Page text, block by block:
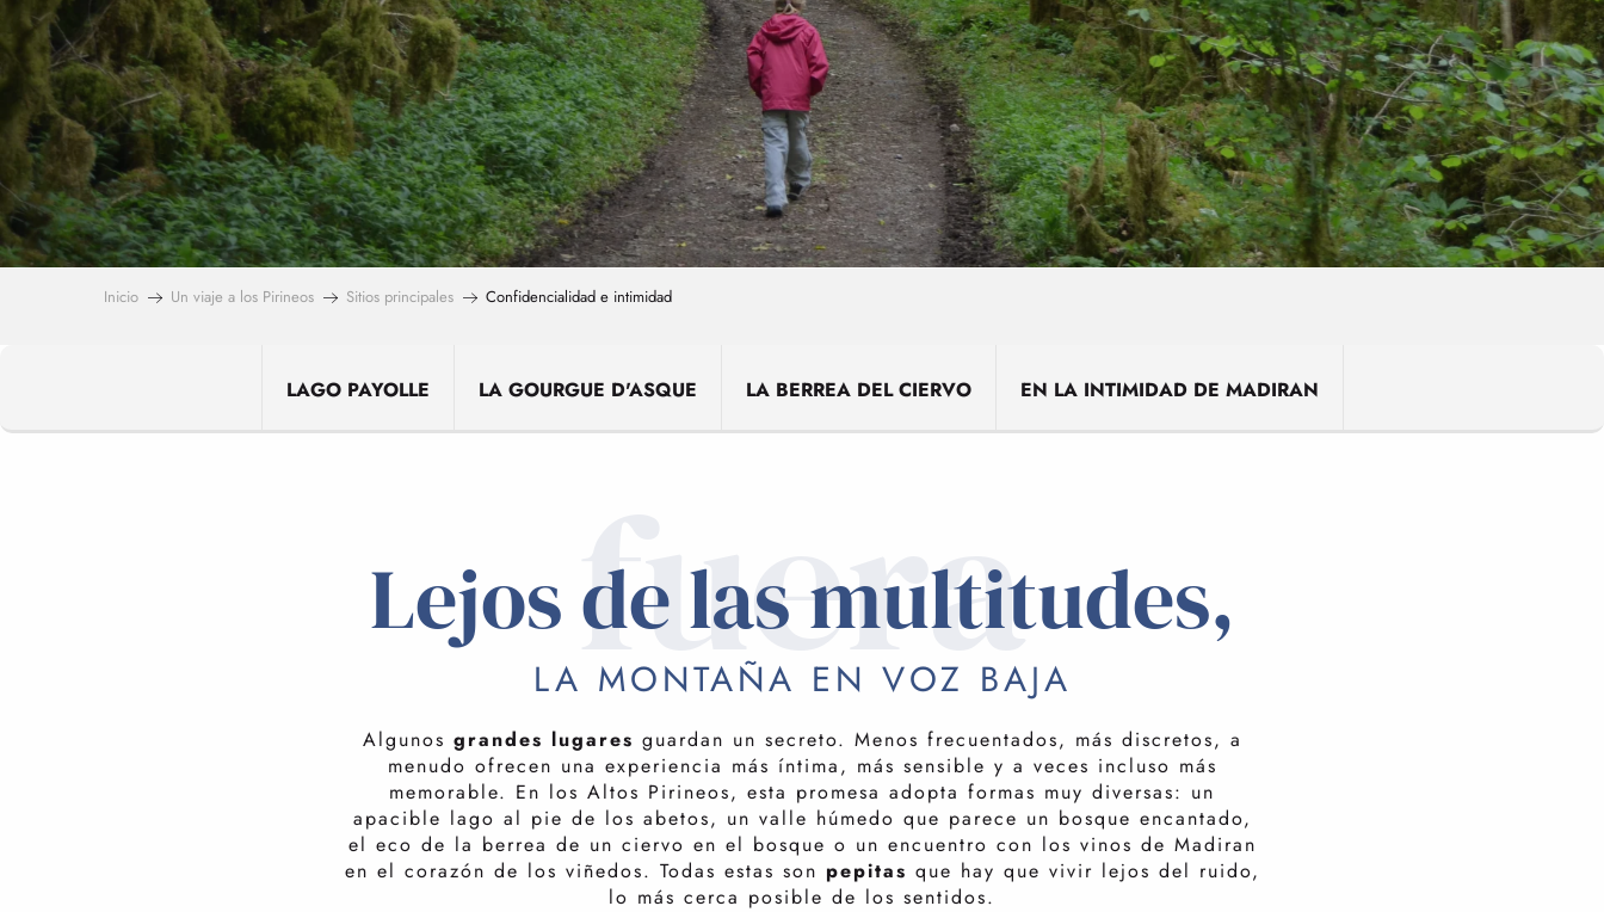
Inicio Un viaje a los Pirineos Sitios principales Confidencialidad e intimidad
LAGO PAYOLLE LA GOURGUE D'ASQUE LA BERREA DEL CIERVO EN LA INTIMIDAD DE MADIRAN
fuera
Lejos de las multitudes,
LA MONTAÑA EN VOZ BAJA
Algunos grandes lugares guardan un secreto. Menos frecuentados, más discretos, a
menudo ofrecen una experiencia más íntima, más sensible y a veces incluso más
memorable. En los Altos Pirineos, esta promesa adopta formas muy diversas: un
apacible lago al pie de los abetos, un valle húmedo que parece un bosque encantado,
el eco de la berrea de un ciervo en el bosque o un encuentro con los vinos de Madiran
en el corazón de los viñedos. Todas estas son pepitas que hay que vivir lejos del ruido,
lo más cerca posible de los sentidos.